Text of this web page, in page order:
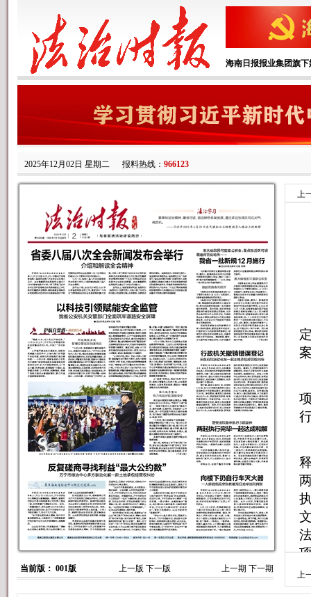
海南日报报业集团旗下
2025年12月02日 星期二 报料热线： 966123
当前版： 001版 上一版 下一版 上一期 下一期
上
上